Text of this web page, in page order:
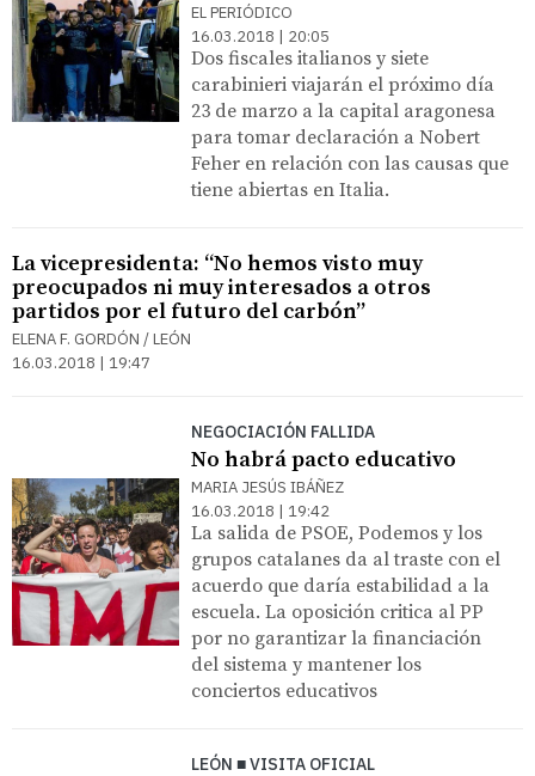
EL PERIÓDICO
16.03.2018 | 20:05
Dos fiscales italianos y siete
carabinieri viajarán el próximo día
23 de marzo a la capital aragonesa
para tomar declaración a Nobert
Feher en relación con las causas que
tiene abiertas en Italia.
La vicepresidenta: “No hemos visto muy
preocupados ni muy interesados a otros
partidos por el futuro del carbón”
ELENA F. GORDÓN / LEÓN
16.03.2018 | 19:47
NEGOCIACIÓN FALLIDA
No habrá pacto educativo
MARIA JESÚS IBÁÑEZ
16.03.2018 | 19:42
La salida de PSOE, Podemos y los
grupos catalanes da al traste con el
acuerdo que daría estabilidad a la
escuela. La oposición critica al PP
por no garantizar la financiación
del sistema y mantener los
conciertos educativos
LEÓN ■ VISITA OFICIAL